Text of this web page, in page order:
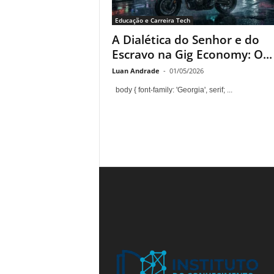
Educação e Carreira Tech
A Dialética do Senhor e do
Escravo na Gig Economy: O...
Luan Andrade - 01/05/2026
body { font-family: 'Georgia', serif; ...